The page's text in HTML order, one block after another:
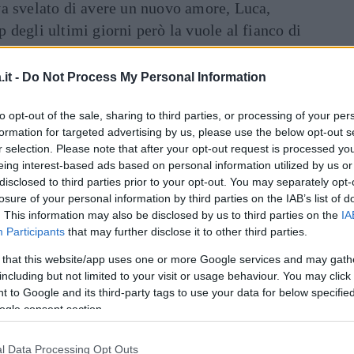
- Do Not Process My Personal Information
opt-out of the sale, sharing to third parties, or processing of your
for targeted advertising by us, please use the below opt-out
selection. Please note that after your opt-out request is processed
interest-based ads based on personal information utilized by us
to third parties prior to your opt-out. You may separately
of your personal information by third parties on the IAB’s list of
This information may also be disclosed by us to third parties on the
Participants that may further disclose it to other third parties.
that this website/app uses one or more Google services and may
but not limited to your visit or usage behaviour. You may
to Google and its third-party tags to use your data for below
consent section.
Data Processing Opt Outs
svelato di avere un nuovo amore, Luca,
degli ultimi giorni però la vuole al fianco di
svelate daRoberto D’Agostino.
romano starebbe vivendouna storia
Si parla di una conduttrice Rai, più
single. Dopo la caccia al nome, oggi
quello di Roberta Morise. Dai diretti
conferma o smentita. La storia pare sia
cantando con molto trasporto alcuni